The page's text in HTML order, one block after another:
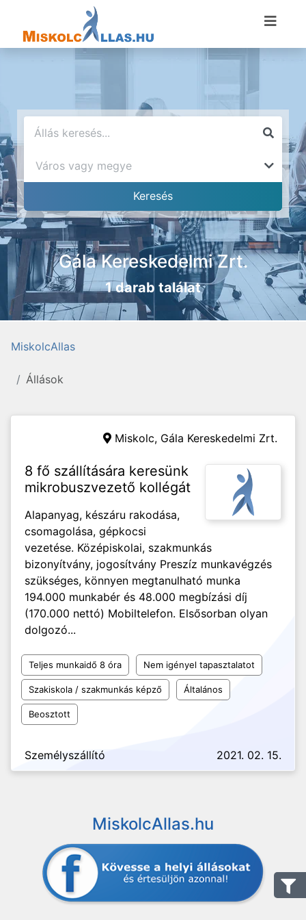
Gála Kereskedelmi Zrt.
1 darab találat
MiskolcAllas
Állások
Miskolc, Gála Kereskedelmi Zrt.
8 fő szállítására keresünk
mikrobuszvezető kollégát
Alapanyag, készáru rakodása,
csomagolása, gépkocsi
vezetése. Középiskolai, szakmunkás
bizonyítvány, jogosítvány Preszíz munkavégzés
szükséges, könnyen megtanulható munka
194.000 munkabér és 48.000 megbízási díj
(170.000 nettó) Mobiltelefon. Elsősorban olyan
dolgozó...
Teljes munkaidő 8 óra Nem igényel tapasztalatot
Szakiskola / szakmunkás képző Általános
Beosztott
Személyszállító 2021. 02. 15.
MiskolcAllas.hu